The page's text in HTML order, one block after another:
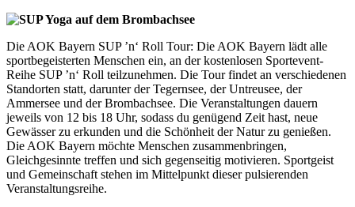
Die AOK Bayern SUP ’n‘ Roll Tour: Die AOK Bayern lädt alle
sportbegeisterten Menschen ein, an der kostenlosen Sportevent-
Reihe SUP ’n‘ Roll teilzunehmen. Die Tour findet an verschiedenen
Standorten statt, darunter der Tegernsee, der Untreusee, der
Ammersee und der Brombachsee. Die Veranstaltungen dauern
jeweils von 12 bis 18 Uhr, sodass du genügend Zeit hast, neue
Gewässer zu erkunden und die Schönheit der Natur zu genießen.
Die AOK Bayern möchte Menschen zusammenbringen,
Gleichgesinnte treffen und sich gegenseitig motivieren. Sportgeist
und Gemeinschaft stehen im Mittelpunkt dieser pulsierenden
Veranstaltungsreihe.